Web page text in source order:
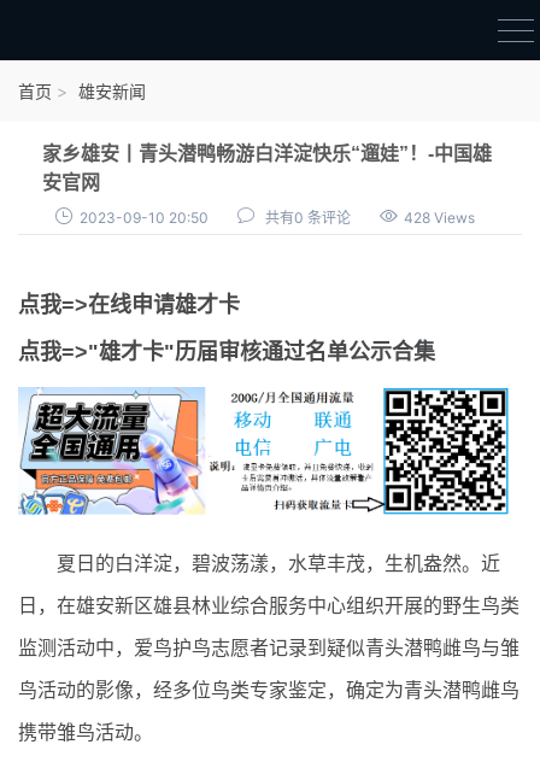
审核通过公示
首页 雄安新闻
家乡雄安丨青头潜鸭畅游白洋淀快乐“遛娃”！-中国雄
安官网
2023-09-10 20:50 共有0 条评论 428 Views
点我=>在线申请雄才卡
点我=>"雄才卡"历届审核通过名单公示合集
夏日的白洋淀，碧波荡漾，水草丰茂，生机盎然。近
日，在雄安新区雄县林业综合服务中心组织开展的野生鸟类
监测活动中，爱鸟护鸟志愿者记录到疑似青头潜鸭雌鸟与雏
鸟活动的影像，经多位鸟类专家鉴定，确定为青头潜鸭雌鸟
携带雏鸟活动。